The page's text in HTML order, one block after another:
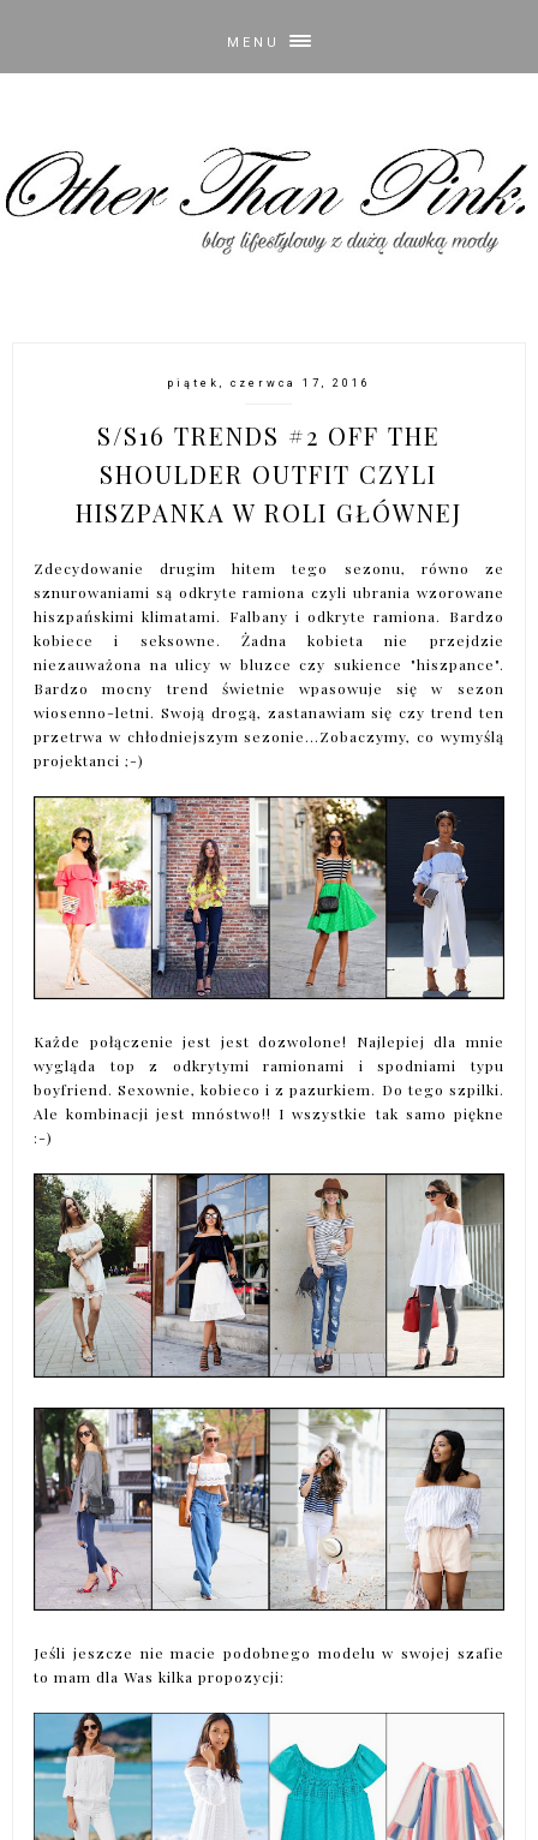
MENU
piątek, czerwca 17, 2016
S/S16 TRENDS #2 OFF THE
SHOULDER OUTFIT CZYLI
HISZPANKA W ROLI GŁÓWNEJ
Zdecydowanie drugim hitem tego sezonu, równo ze
sznurowaniami są odkryte ramiona czyli ubrania wzorowane
hiszpańskimi klimatami. Falbany i odkryte ramiona. Bardzo
kobiece i seksowne. Żadna kobieta nie przejdzie
niezauważona na ulicy w bluzce czy sukience "hiszpance".
Bardzo mocny trend świetnie wpasowuje się w sezon
wiosenno-letni. Swoją drogą, zastanawiam się czy trend ten
przetrwa w chłodniejszym sezonie...Zobaczymy, co wymyślą
projektanci ;-)
Każde połączenie jest jest dozwolone! Najlepiej dla mnie
wygląda top z odkrytymi ramionami i spodniami typu
boyfriend. Sexownie, kobieco i z pazurkiem. Do tego szpilki.
Ale kombinacji jest mnóstwo!! I wszystkie tak samo piękne
:-)
Jeśli jeszcze nie macie podobnego modelu w swojej szafie
to mam dla Was kilka propozycji: